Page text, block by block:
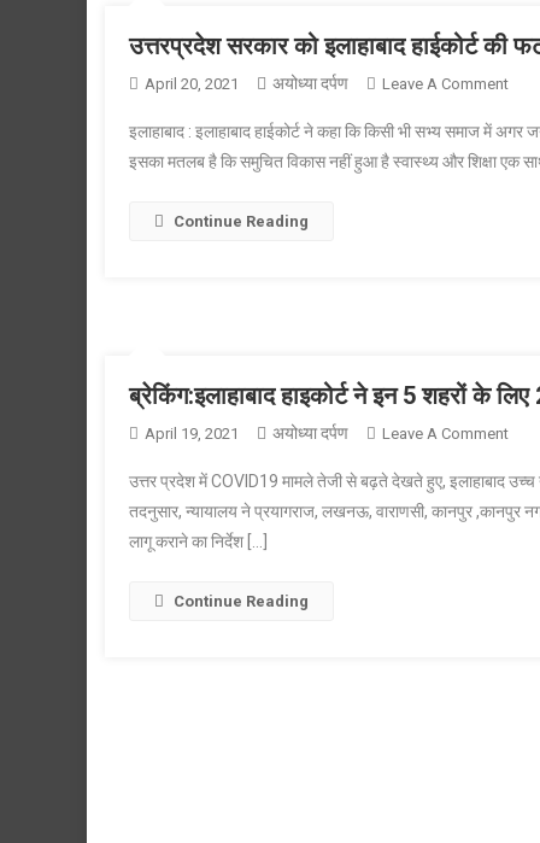
के
के
उत्तरप्रदेश सरकार को इलाहाबाद हाईकोर्ट की
April 20, 2021 अयोध्या दर्पण Leave A CommentOn
को
इलाहाबाद : इलाहाबाद हाईकोर्ट ने कहा कि किसी भी सभ्य समाज में
इसका मतलब है कि समुचित विकास नहीं हुआ है स्वास्थ्य और शिक्षा एक
Continue Reading
ब्रेकिंग:इलाहाबाद हाइकोर्ट ने इन 5 शहरों के
April 19, 2021 अयोध्या दर्पण Leave A CommentOn
ने
उत्तर प्रदेश में COVID19 मामले तेजी से बढ़ते देखते हुए, इलाहाबाद उच्च
तदनुसार, न्यायालय ने प्रयागराज, लखनऊ, वाराणसी, कानपुर ,कानपुर
लागू कराने का निर्देश […]
Continue Reading